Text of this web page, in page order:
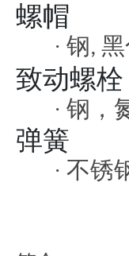
螺帽
· 钢,
致动螺栓
· 钢，
弹簧
· 不锈